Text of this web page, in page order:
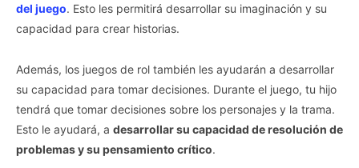
del juego. Esto les permitirá desarrollar su imaginación y su
capacidad para crear historias.
Además, los juegos de rol también les ayudarán a desarrollar
su capacidad para tomar decisiones. Durante el juego, tu hijo
tendrá que tomar decisiones sobre los personajes y la trama.
Esto le ayudará, a desarrollar su capacidad de resolución de
problemas y su pensamiento crítico.